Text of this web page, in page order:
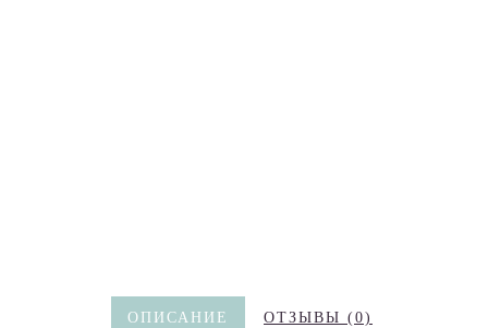
ОПИСАНИЕ ОТЗЫВЫ (0)